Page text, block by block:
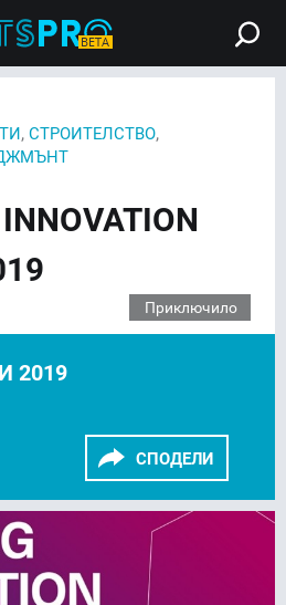
, СТРОИТЕЛСТВО,
Приключило
СПОДЕЛИ
2019